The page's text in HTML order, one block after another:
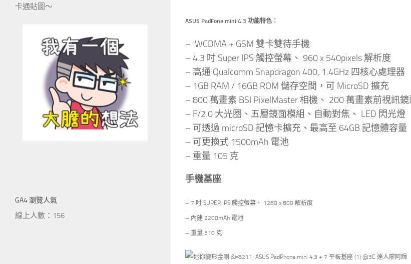
ASUS PadFone mini 4.3 功能特色：
– WCDMA + GSM 雙卡雙待手機
– 4.3 吋 Super IPS 觸控螢幕、 960 x 540pixels 解析度
– 高通 Qualcomm Snapdragon 400, 1.4GHz 四核心處理器
– 1GB RAM / 16GB ROM 儲存空間，可 MicroSD 擴充
– 800 萬畫素 BSI PixelMaster 相機、 200 萬畫素前視訊鏡
– F/2.0 大光圈、五層鏡面模組、自動對焦、 LED 閃光燈
– 可透過 microSD 記憶卡擴充、最高至 64GB 記憶體容量
– 可更換式 1500mAh 電池
– 重量 105 克
手機基座
– 7 吋 SUPER IPS 觸控螢幕、 1280 x 800 解析度
– 內建 2200mAh 電池
– 重量 310 克
卡通貼圖～
GA4 瀏覽人氣
線上人數：156